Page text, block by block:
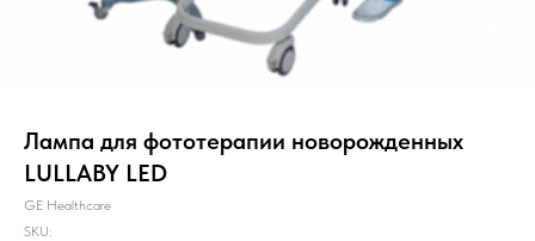
Лампа для фототерапии новорожденных
LULLABY LED
GE Healthcare
SKU: